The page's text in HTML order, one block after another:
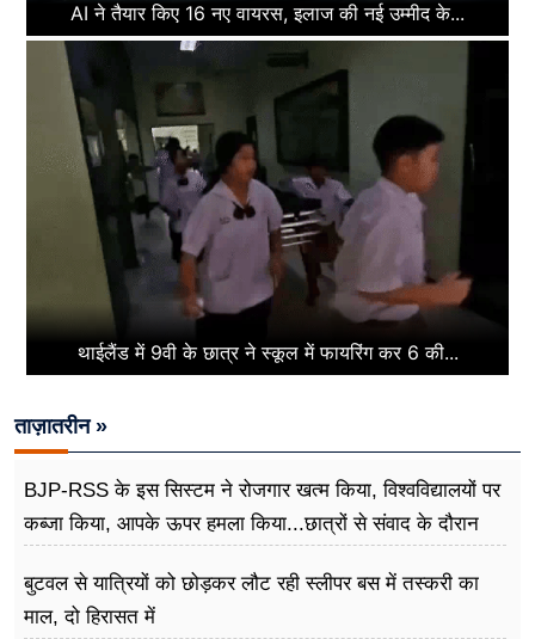
AI ने तैयार किए 16 नए वायरस, इलाज की नई उम्मीद के...
थाईलैंड में 9वी के छात्र ने स्कूल में फायरिंग कर 6 की...
ताज़ातरीन »
BJP-RSS के इस सिस्टम ने रोजगार खत्म किया, विश्वविद्यालयों पर
कब्जा किया, आपके ऊपर हमला किया...छात्रों से संवाद के दौरान
बुटवल से यात्रियों को छोड़कर लौट रही स्लीपर बस में तस्करी का
माल, दो हिरासत में